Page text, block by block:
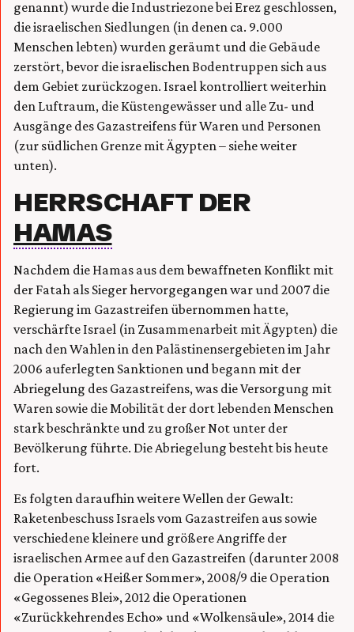
genannt) wurde die Industriezone bei Erez geschlossen,
die israelischen Siedlungen (in denen ca. 9.000
Menschen lebten) wurden geräumt und die Gebäude
zerstört, bevor die israelischen Bodentruppen sich aus
dem Gebiet zurückzogen. Israel kontrolliert weiterhin
den Luftraum, die Küstengewässer und alle Zu- und
Ausgänge des Gazastreifens für Waren und Personen
(zur südlichen Grenze mit Ägypten – siehe weiter
unten).
HERRSCHAFT DER
HAMAS
Nachdem die Hamas aus dem bewaffneten Konflikt mit
der Fatah als Sieger hervorgegangen war und 2007 die
Regierung im Gazastreifen übernommen hatte,
verschärfte Israel (in Zusammenarbeit mit Ägypten) die
nach den Wahlen in den Palästinensergebieten im Jahr
2006 auferlegten Sanktionen und begann mit der
Abriegelung des Gazastreifens, was die Versorgung mit
Waren sowie die Mobilität der dort lebenden Menschen
stark beschränkte und zu großer Not unter der
Bevölkerung führte. Die Abriegelung besteht bis heute
fort.
Es folgten daraufhin weitere Wellen der Gewalt:
Raketenbeschuss Israels vom Gazastreifen aus sowie
verschiedene kleinere und größere Angriffe der
israelischen Armee auf den Gazastreifen (darunter 2008
die Operation «Heißer Sommer», 2008/9 die Operation
«Gegossenes Blei», 2012 die Operationen
«Zurückkehrendes Echo» und «Wolkensäule», 2014 die